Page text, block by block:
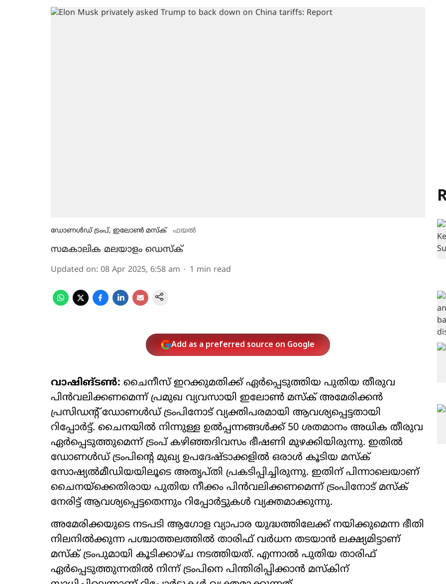
ഡോണൾഡ് ട്രംപ്, ഇലോൺ മസ്ക് ഫയൽ
സമകാലിക മലയാളം ഡെസ്ക്
Updated on: 08 Apr 2025, 6:58 am 1 min read
Add as a preferred source on Google
വാഷിങ്ടണ്‍: ചൈനീസ് ഇറക്കുമതിക്ക് ഏര്‍പ്പെടുത്തിയ പുതിയ തീരുവ
പിന്‍വലിക്കണമെന്ന് പ്രമുഖ വ്യവസായി ഇലോണ്‍ മസ്‌ക് അമേരിക്കന്‍
പ്രസിഡന്റ് ഡോണള്‍ഡ് ട്രംപിനോട് വ്യക്തിപരമായി ആവശ്യപ്പെട്ടതായി
റിപ്പോര്‍ട്ട്. ചൈനയില്‍ നിന്നുള്ള ഉല്‍പ്പന്നങ്ങള്‍ക്ക് 50 ശതമാനം അധിക തീരുവ
ഏര്‍പ്പെടുത്തുമെന്ന് ട്രംപ് കഴിഞ്ഞദിവസം ഭീഷണി മുഴക്കിയിരുന്നു. ഇതില്‍
ഡോണള്‍ഡ് ട്രംപിന്റെ മുഖ്യ ഉപദേഷ്ടാക്കളില്‍ ഒരാള്‍ കൂടിയ മസ്‌ക്
സോഷ്യല്‍മീഡിയയിലൂടെ അതൃപ്തി പ്രകടിപ്പിച്ചിരുന്നു. ഇതിന് പിന്നാലെയാണ്
ചൈനയ്‌ക്കെതിരായ പുതിയ നീക്കം പിന്‍വലിക്കണമെന്ന് ട്രംപിനോട് മസ്‌ക്
നേരിട്ട് ആവശ്യപ്പെട്ടതെന്നും റിപ്പോര്‍ട്ടുകള്‍ വ്യക്തമാക്കുന്നു.
അമേരിക്കയുടെ നടപടി ആഗോള വ്യാപാര യുദ്ധത്തിലേക്ക് നയിക്കുമെന്ന ഭീതി
നിലനില്‍ക്കുന്ന പശ്ചാത്തലത്തില്‍ താരിഫ് വര്‍ധന തടയാന്‍ ലക്ഷ്യമിട്ടാണ്
മസ്‌ക് ട്രംപുമായി കൂടിക്കാഴ്ച നടത്തിയത്. എന്നാല്‍ പുതിയ താരിഫ്
ഏര്‍പ്പെടുത്തുന്നതില്‍ നിന്ന് ട്രംപിനെ പിന്തിരിപ്പിക്കാന്‍ മസ്‌കിന്